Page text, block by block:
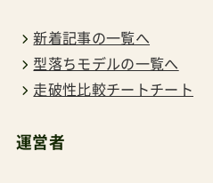
新着記事の一覧へ
型落ちモデルの一覧へ
走破性比較チートチート
運営者